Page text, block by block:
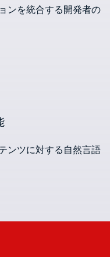
ンを統合する開発者の
ンツに対する自然言語